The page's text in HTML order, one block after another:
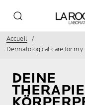
Accueil
Dermatological care for
DEINE